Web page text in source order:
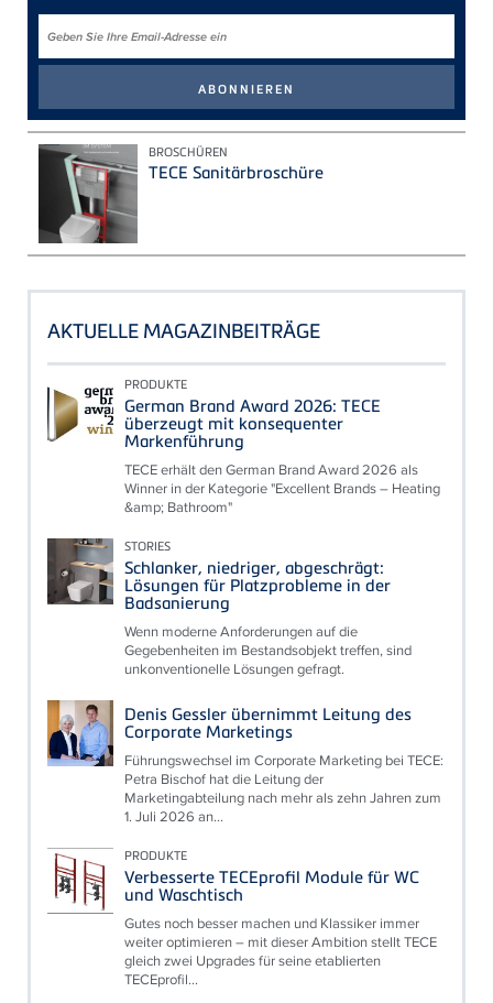
BROSCHÜREN
TECE Sanitärbroschüre
AKTUELLE MAGAZINBEITRÄGE
PRODUKTE
German Brand Award 2026: TECE
überzeugt mit konsequenter
Markenführung
TECE erhält den German Brand Award 2026 als
Winner in der Kategorie "Excellent Brands – Heating
&amp; Bathroom"
STORIES
Schlanker, niedriger, abgeschrägt:
Lösungen für Platzprobleme in der
Badsanierung
Wenn moderne Anforderungen auf die
Gegebenheiten im Bestandsobjekt treffen, sind
unkonventionelle Lösungen gefragt.
Denis Gessler übernimmt Leitung des
Corporate Marketings
Führungswechsel im Corporate Marketing bei TECE:
Petra Bischof hat die Leitung der
Marketingabteilung nach mehr als zehn Jahren zum
1. Juli 2026 an...
PRODUKTE
Verbesserte TECEprofil Module für WC
und Waschtisch
Gutes noch besser machen und Klassiker immer
weiter optimieren – mit dieser Ambition stellt TECE
gleich zwei Upgrades für seine etablierten
TECEprofil...